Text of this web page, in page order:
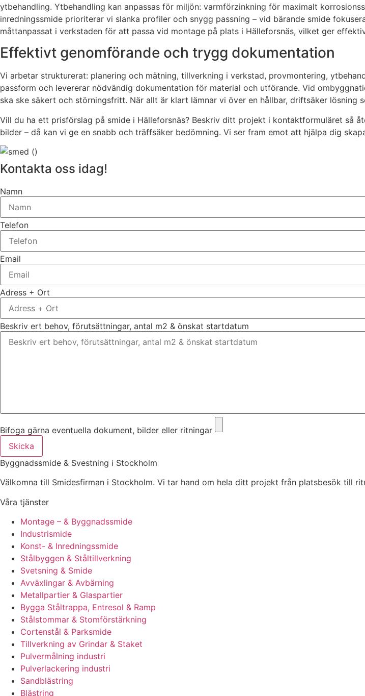
ytbehandling. Ytbehandling kan anpassas för miljön: varmförzinkning för maximalt
inredningssmide prioriterar vi slanka profiler och snygg passning – vid bärande smide
måttanpassat i verkstaden för att passa vid montage på plats i Hälleforsnäs, vilket ger
Effektivt genomförande och trygg dokumentation
Vi arbetar strukturerat: planering och mätning, tillverkning i verkstad, provmontering,
passform och levererar nödvändig dokumentation för material och utförande. Vid
ska ske säkert och störningsfritt. När allt är klart lämnar vi över en hållbar, driftsäker lösning
Vill du ha ett prisförslag på smide i Hälleforsnäs? Beskriv ditt projekt i kontaktformuläret så
bilder – då kan vi ge en snabb och träffsäker bedömning. Vi ser fram emot att hjälpa dig
Kontakta oss idag!
Namn
Telefon
Email
Adress + Ort
Beskriv ert behov, förutsättningar, antal m2 & önskat startdatum
Bifoga gärna eventuella dokument, bilder eller ritningar
Skicka
Byggnadssmide & Svestning i Stockholm
Välkomna till Smidesfirman i Stockholm. Vi tar hand om hela ditt projekt från platsbesök till
Våra tjänster
Montage – & Byggnadssmide
Industrismide
Konst- & Inredningssmide
Stålbyggen & Ståltillverkning
Svetsning & Smide
Avväxlingar & Avbärning
Metallpartier & Glaspartier
Bygga Ståltrappa, Entresol & Ramp
Stålstommar & Stomförstärkning
Cortenstål & Parksmide
Tillverkning av Grindar & Staket
Pulvermålning industri
Pulverlackering industri
Sandblästring
Blästring